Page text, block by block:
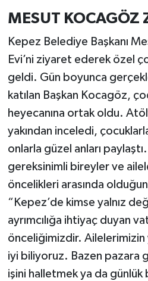
MESUT KOCAGÖZ
Kepez Belediye Başkanı
Evi’ni ziyaret ederek özel
geldi. Gün boyunca
katılan Başkan Kocagöz,
heyecanına ortak oldu.
yakından inceledi,
onlarla güzel anları
gereksinimli bireyler ve
öncelikleri arasında
“Kepez’de kimse yalnız
ayrımcılığa ihtiyaç duyan
önceliğimizdir. Ailelerimizin
iyi biliyoruz. Bazen pazara
işini halletmek ya da günlük